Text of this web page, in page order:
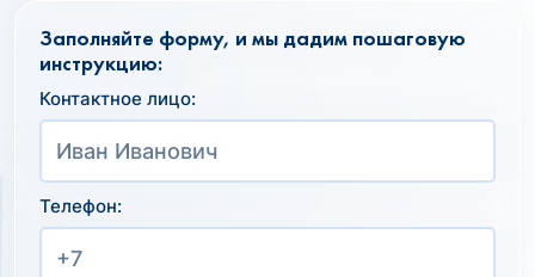
Заполняйте форму, и мы дадим пошаговую
инструкцию:
Контактное лицо:
Телефон: